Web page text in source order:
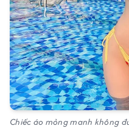
Chiếc áo mỏng manh không